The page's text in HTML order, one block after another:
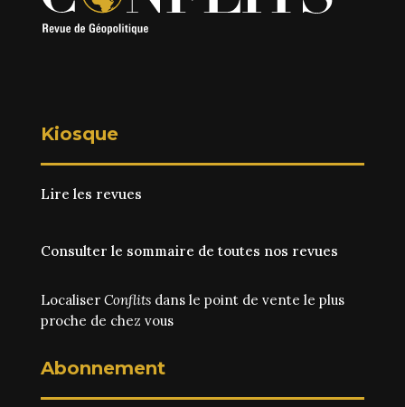
Kiosque
Lire les revues
Consulter le sommaire de toutes nos revues
Localiser Conflitsdans le point de vente le plus
proche de chez vous
Abonnement